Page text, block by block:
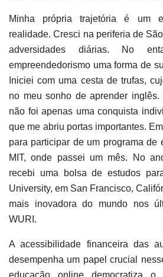
Minha própria trajetória é um
realidade. Cresci na periferia de
adversidades diárias. No
empreendedorismo uma forma de
Iniciei com uma cesta de trufas,
no meu sonho de aprender inglês.
não foi apenas uma conquista
que me abriu portas importantes.
para participar de um programa de
MIT, onde passei um mês. No
recebi uma bolsa de estudos
University, em San Francisco,
mais inovadora do mundo nos
WURI.
A acessibilidade financeira das
desempenha um papel crucial